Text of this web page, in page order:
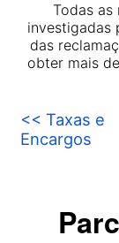
Todas as
investigadas
das
obter mais
<< Taxas e
Encargos